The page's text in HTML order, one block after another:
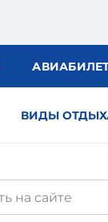
АВИА
ВИДЫ